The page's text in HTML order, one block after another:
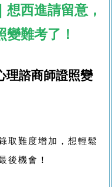
西進請留意，
難考了！
理諮商師證照變
取難度增加，想輕鬆
後機會！